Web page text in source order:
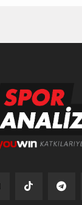
Tiktok